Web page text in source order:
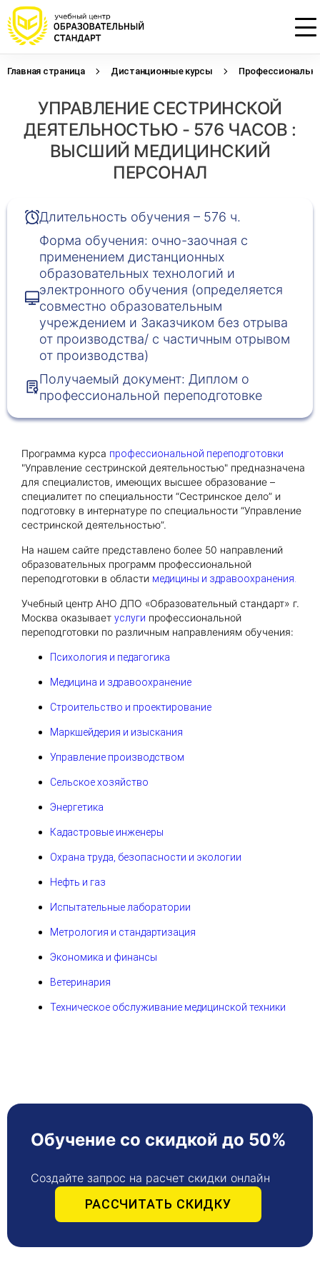
Главная страница Дистанционные курсы
УПРАВЛЕНИЕ СЕСТРИНСКОЙ
ДЕЯТЕЛЬНОСТЬЮ - 576 ЧАСОВ :
ВЫСШИЙ МЕДИЦИНСКИЙ
ПЕРСОНАЛ
Длительность обучения – 576 ч.
Форма обучения: очно-заочная с
применением дистанционных
образовательных технологий и
электронного обучения (определяется
совместно образовательным
учреждением и Заказчиком без отрыва
от производства/ с частичным отрывом
от производства)
Получаемый документ: Диплом о
профессиональной переподготовке
Программа курса профессиональной переподготовки
"Управление сестринской деятельностью" предназначена
для специалистов, имеющих высшее образование –
специалитет по специальности “Сестринское дело” и
подготовку в интернатуре по специальности “Управление
сестринской деятельностью”.
На нашем сайте представлено более 50 направлений
образовательных программ профессиональной
переподготовки в области медицины и здравоохранения.
Учебный центр АНО ДПО «Образовательный стандарт» г.
Москва оказывает услуги профессиональной
переподготовки по различным направлениям обучения:
Психология и педагогика
Медицина и здравоохранение
Строительство и проектирование
Маркшейдерия и изыскания
Управление производством
Сельское хозяйство
Энергетика
Кадастровые инженеры
Охрана труда, безопасности и экологии
Нефть и газ
Испытательные лаборатории
Метрология и стандартизация
Экономика и финансы
Ветеринария
Техническое обслуживание медицинской техники
Обучение со скидкой до 50%
Создайте запрос на расчет скидки онлайн
РАССЧИТАТЬ СКИДКУ
Оставьте свои данные, наши специалисты
свяжутся с Вами
Приложите документы
Даю согласие наобработку персональных
данных иe-mail рассылку
Оставьте свои данные, наши специалисты
свяжутся с Вами
Получить консультацию
Даю согласие наобработку персональных
данныхиe-mail рассылку
начислением баллов 14 ЗЕТ
Оставьте свои данные, наши специалисты
проконсультируют Вас
Получить консультацию
Даю согласие на
обработку персональных
данныхиe-mail рассылку